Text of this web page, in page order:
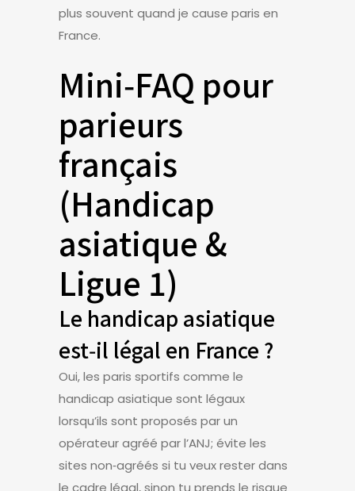
plus souvent quand je cause paris en
France.
Mini‑FAQ pour
parieurs
français
(Handicap
asiatique &
Ligue 1)
Le handicap asiatique
est‑il légal en France ?
Oui, les paris sportifs comme le
handicap asiatique sont légaux
lorsqu’ils sont proposés par un
opérateur agréé par l’ANJ; évite les
sites non‑agréés si tu veux rester dans
le cadre légal, sinon tu prends le risque